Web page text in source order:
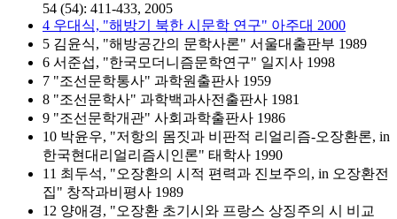
54 (54): 411-433, 2005
4 우대식, "해방기 북한 시문학 연구" 아주대 2000
5 김윤식, "해방공간의 문학사론" 서울대출판부 1989
6 서준섭, "한국모더니즘문학연구" 일지사 1998
7 "조선문학통사" 과학원출판사 1959
8 "조선문학사" 과학백과사전출판사 1981
9 "조선문학개관" 사회과학출판사 1986
10 박윤우, "저항의 몸짓과 비판적 리얼리즘-오장환론, in
한국현대리얼리즘시인론" 태학사 1990
11 최두석, "오장환의 시적 편력과 진보주의, in 오장환전
집" 창작과비평사 1989
12 양애경, "오장환 초기시와 프랑스 상징주의 시 비교